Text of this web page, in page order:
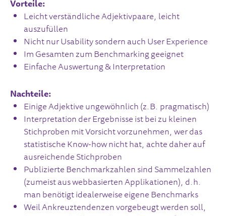
Vorteile:
Leicht verständliche Adjektivpaare, leicht
auszufüllen
Nicht nur Usability sondern auch User Experience
Im Gesamten zum Benchmarking geeignet
Einfache Auswertung & Interpretation
Nachteile:
Einige Adjektive ungewöhnlich (z.B. pragmatisch)
Interpretation der Ergebnisse ist bei zu kleinen
Stichproben mit Vorsicht vorzunehmen, wer das
statistische Know-how nicht hat, achte daher auf
ausreichende Stichproben
Publizierte Benchmarkzahlen sind Sammelzahlen
(zumeist aus webbasierten Applikationen), d.h.
man benötigt idealerweise eigene Benchmarks
Weil Ankreuztendenzen vorgebeugt werden soll,